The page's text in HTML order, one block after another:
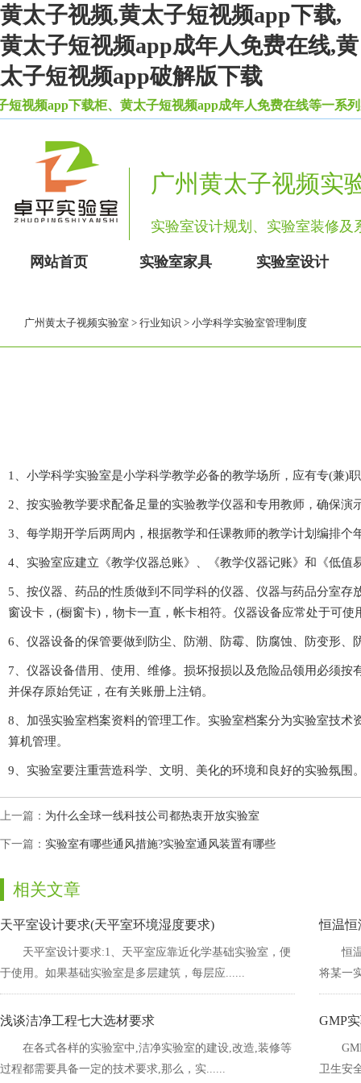
黄太子视频,黄太子短视频app下载,
黄太子短视频app成年人免费在线,黄
太子短视频app破解版下载
app下载柜、黄太子短视频app成年人免费在线等一系列实
广州黄太子视频实
实验室设计规划、实验室装修
网站首页 实验室家具 实验室设计
广州黄太子视频实验室 > 行业知识 > 小学科学实验室管理制度
1、小学科学实验室是小学科学教学必备的教学场所，应有专(兼)
2、按实验教学要求配备足量的实验教学仪器和专用教师，确保演
3、每学期开学后两周内，根据教学和任课教师的教学计划编排个
4、实验室应建立《教学仪器总账》、《教学仪器记账》和《低值易耗
5、按仪器、药品的性质做到不同学科的仪器、仪器与药品分室存
窗设卡，(橱窗卡)，物卡一直，帐卡相符。仪器设备应常处于可使用
6、仪器设备的保管要做到防尘、防潮、防霉、防腐蚀、防变形
7、仪器设备借用、使用、维修。损坏报损以及危险品领用
并保存原始凭证，在有关账册上注销。
8、加强实验室档案资料的管理工作。实验室档案分为实验室技
算机管理。
9、实验室要注重营造科学、文明、美化的环境和良好的实验氛围
上一篇： 为什么全球一线科技公司都热衷开放实验室
下一篇： 实验室有哪些通风措施?实验室通风装置有哪些
相关文章
天平室设计要求(天平室环境湿度要求)
天平室设计要求:1、天平室应靠近化学基础实验室，便
于使用。如果基础实验室是多层建筑，每层应......
恒温恒
恒
将某一
浅谈洁净工程七大选材要求
在各式各样的实验室中,洁净实验室的建设,改造,装修等
过程都需要具备一定的技术要求,那么，实......
GMP
卫生安